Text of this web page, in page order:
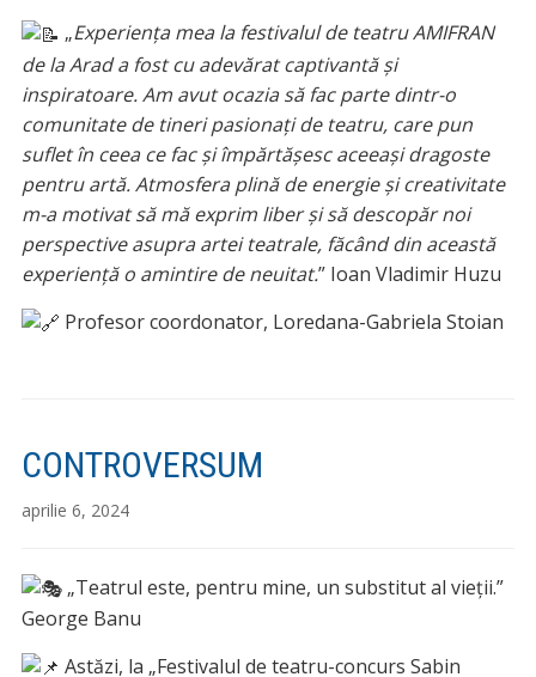
„Experiența mea la festivalul de teatru AMIFRAN
de la Arad a fost cu adevărat captivantă și
inspiratoare. Am avut ocazia să fac parte dintr-o
comunitate de tineri pasionați de teatru, care pun
suflet în ceea ce fac și împărtășesc aceeași dragoste
pentru artă. Atmosfera plină de energie și creativitate
m-a motivat să mă exprim liber și să descopăr noi
perspective asupra artei teatrale, făcând din această
experiență o amintire de neuitat.” Ioan Vladimir Huzu
Profesor coordonator, Loredana-Gabriela Stoian
CONTROVERSUM
aprilie 6, 2024
„Teatrul este, pentru mine, un substitut al vieții.”
George Banu
Astăzi, la „Festivalul de teatru-concurs Sabin